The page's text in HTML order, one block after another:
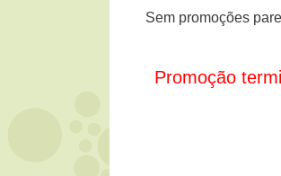
Sem promoções
Promoção